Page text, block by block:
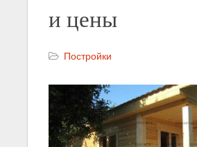
и цены
Постройки